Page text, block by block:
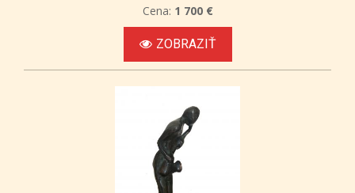
Cena: 1 700 €
ZOBRAZIŤ